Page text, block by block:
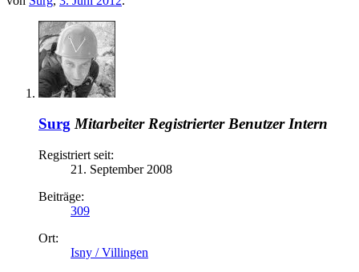
Surg Mitarbeiter Registrierter Benutzer Intern
Registriert seit:
21. September 2008
Beiträge:
309
Ort:
Isny / Villingen